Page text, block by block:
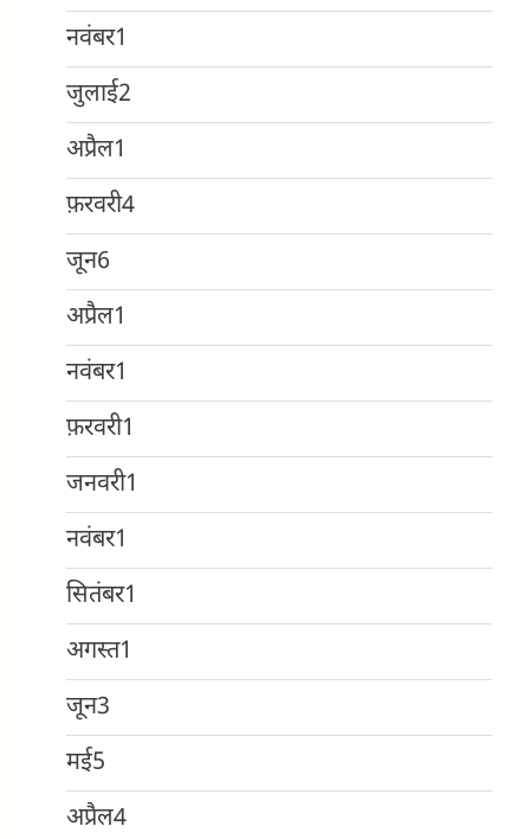
नवंबर1
जुलाई2
अप्रैल1
फ़रवरी4
जून6
अप्रैल1
नवंबर1
फ़रवरी1
जनवरी1
नवंबर1
सितंबर1
अगस्त1
जून3
मई5
अप्रैल4